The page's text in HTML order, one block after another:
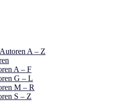
A – Z
A – F
G – L
M – R
S – Z